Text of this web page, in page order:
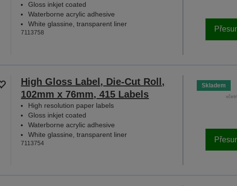
Gloss inkjet coated
Waterborne acrylic adhesive
White glassine, transparent liner
7113758
High Gloss Label, Die-Cut Roll,
102mm x 76mm, 415 Labels
High resolution paper labels
Gloss inkjet coated
Waterborne acrylic adhesive
White glassine, transparent liner
7113754
Skladem